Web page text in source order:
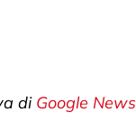
di Google News